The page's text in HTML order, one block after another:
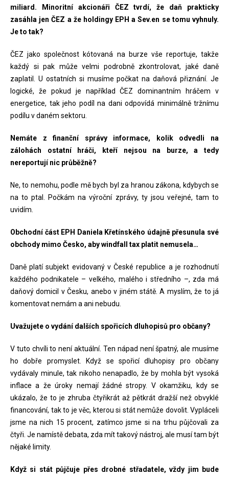
miliard. Minoritní akcionáři ČEZ tvrdí, že daň prakticky
zasáhla jen ČEZ a že holdingy EPH a Sev.en se tomu vyhnuly.
Je to tak?
ČEZ jako společnost kótovaná na burze vše reportuje, takže
každý si pak může velmi podrobně zkontrolovat, jaké daně
zaplatil. U ostatních si musíme počkat na daňová přiznání. Je
logické, že pokud je například ČEZ dominantním hráčem v
energetice, tak jeho podíl na dani odpovídá minimálně tržnímu
podílu v daném sektoru.
Nemáte z finanční správy informace, kolik odvedli na
zálohách ostatní hráči, kteří nejsou na burze, a tedy
nereportují nic průběžně?
Ne, to nemohu, podle mě bych byl za hranou zákona, kdybych se
na to ptal. Počkám na výroční zprávy, ty jsou veřejné, tam to
uvidím.
Obchodní část EPH Daniela Křetínského údajně přesunula své
obchody mimo Česko, aby windfall tax platit nemusela…
Daně platí subjekt evidovaný v České republice a je rozhodnutí
každého podnikatele – velkého, malého i středního –, zda má
daňový domicil v Česku, anebo v jiném státě. A myslím, že to já
komentovat nemám a ani nebudu.
Uvažujete o vydání dalších spořicích dluhopisů pro občany?
V tuto chvíli to není aktuální. Ten nápad není špatný, ale musíme
ho dobře promyslet. Když se spořicí dluhopisy pro občany
vydávaly minule, tak nikoho nenapadlo, že by mohla být vysoká
inflace a že úroky nemají žádné stropy. V okamžiku, kdy se
ukázalo, že to je zhruba čtyřikrát až pětkrát dražší než obvyklé
financování, tak to je věc, kterou si stát nemůže dovolit. Vypláceli
jsme na nich 15 procent, zatímco jsme si na trhu půjčovali za
čtyři. Je namístě debata, zda mít takový nástroj, ale musí tam být
nějaké limity.
Když si stát půjčuje přes drobné střadatele, vždy jim bude